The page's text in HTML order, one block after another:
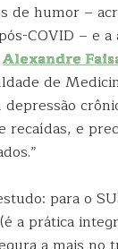
de humor –
COVID – e a
Alexandre
de
e
para o
a prática